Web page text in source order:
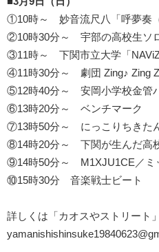
①10時～ 妙音流尺八「呼夢奏（
②10時30分～ 宇部の高校生ソロ
③11時～ 下関市立大学「NAViZ
④11時30分～ 劇団 Zing♪ Zing
⑤12時40分～ 安岡小学校金管
⑥13時20分～ ベンチマーク
⑦13時50分～ にっこりちきた
⑧14時20分～ 下関が生んだ高校
⑨14時50分～ M1XJU1CE／ミ
⑩15時30分 音楽戦士ビート
詳しくは「カオスやストリート